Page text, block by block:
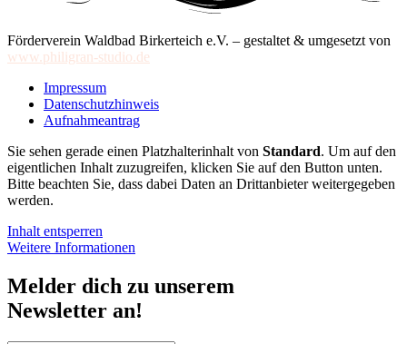
Förderverein Waldbad Birkerteich e.V. – gestaltet & umgesetzt von
www.philigran-studio.de
Impressum
Datenschutzhinweis
Aufnahmeantrag
Sie sehen gerade einen Platzhalterinhalt von Standard. Um auf den
eigentlichen Inhalt zuzugreifen, klicken Sie auf den Button unten.
Bitte beachten Sie, dass dabei Daten an Drittanbieter weitergegeben
werden.
Inhalt entsperren
Weitere Informationen
Melder dich zu unserem
Newsletter an!